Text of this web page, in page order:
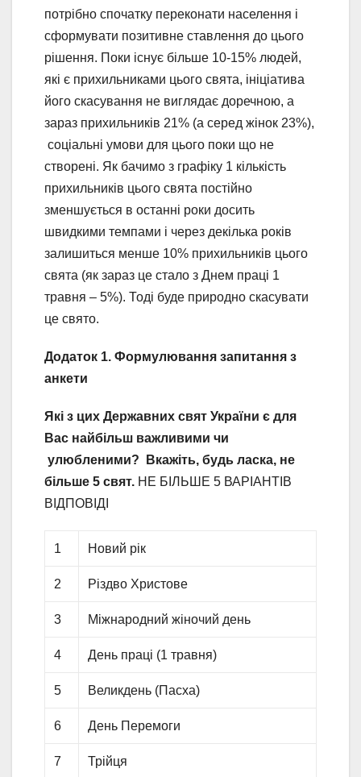
потрібно спочатку переконати населення і
сформувати позитивне ставлення до цього
рішення. Поки існує більше 10-15% людей,
які є прихильниками цього свята, ініціатива
його скасування не виглядає доречною, а
зараз прихильників 21% (а серед жінок 23%),
соціальні умови для цього поки що не
створені. Як бачимо з графіку 1 кількість
прихильників цього свята постійно
зменшується в останні роки досить
швидкими темпами і через декілька років
залишиться менше 10% прихильників цього
свята (як зараз це стало з Днем праці 1
травня – 5%). Тоді буде природно скасувати
це свято.
Додаток 1. Формулювання запитання з
анкети
Які з цих Державних свят України є для
Вас найбільш важливими чи
улюбленими? Вкажіть, будь ласка, не
більше 5 свят. НЕ БІЛЬШЕ 5 ВАРІАНТІВ
ВІДПОВІДІ
1 Новий рік
2 Різдво Христове
3 Міжнародний жіночий день
4 День праці (1 травня)
5 Великдень (Пасха)
6 День Перемоги
7 Трійця